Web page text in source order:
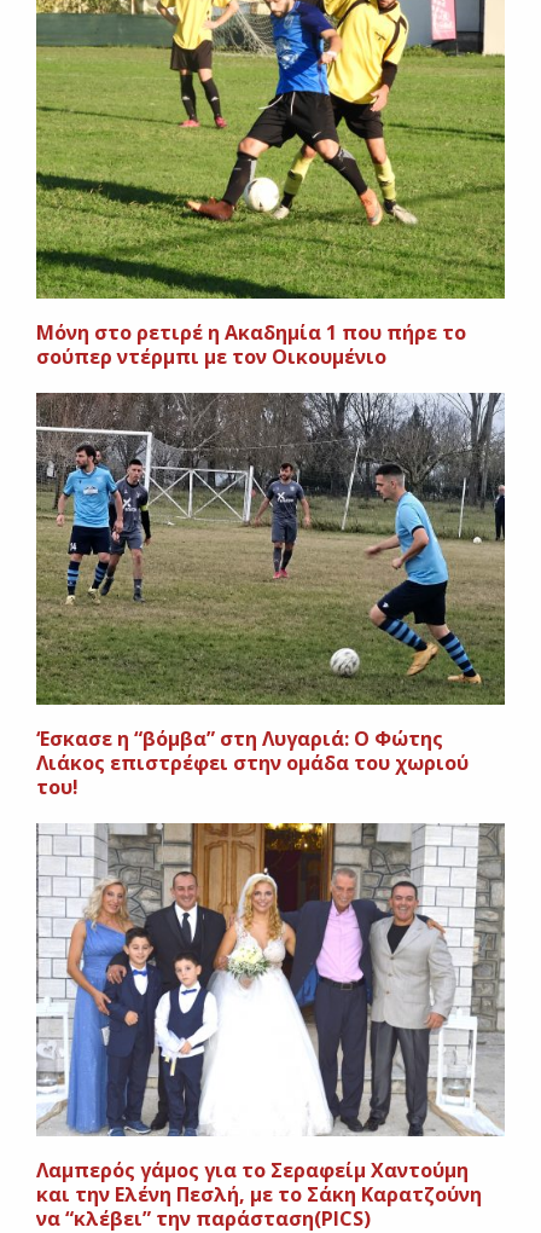
Μόνη στο ρετιρέ η Ακαδημία 1 που πήρε το
σούπερ ντέρμπι με τον Οικουμένιο
‘Εσκασε η “βόμβα” στη Λυγαριά: Ο Φώτης
Λιάκος επιστρέφει στην ομάδα του χωριού
του!
Λαμπερός γάμος για το Σεραφείμ Χαντούμη
και την Ελένη Πεσλή, με το Σάκη Καρατζούνη
να “κλέβει” την παράσταση(PICS)